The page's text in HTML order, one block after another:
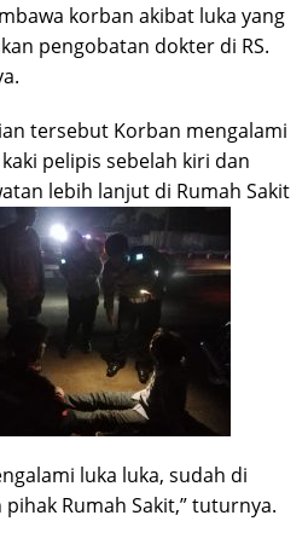
korban akibat luka yang
pengobatan dokter di RS.
tersebut Korban mengalami
pelipis sebelah kiri dan
lebih lanjut di Rumah Sakit
luka luka, sudah di
Rumah Sakit,” tuturnya.